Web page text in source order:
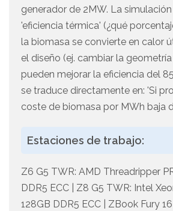
generador de 2MW. La
'eficiencia térmica' (¿qué
la biomasa se convierte en calor
el diseño (ej. cambiar la
pueden mejorar la eficiencia del
se traduce directamente en: 'Si
coste de biomasa por MWh baja
Estaciones de trabajo:
Z6 G5 TWR: AMD Threadripper
DDR5 ECC | Z8 G5 TWR: Intel
128GB DDR5 ECC | ZBook Fury